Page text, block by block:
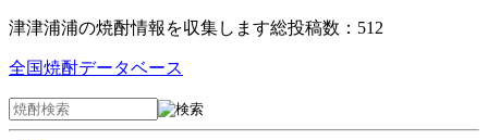
津津浦浦の焼酎情報を収集します総投稿数：512
全国焼酎データベース